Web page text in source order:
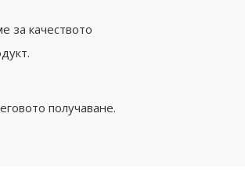
за качеството
получаване.